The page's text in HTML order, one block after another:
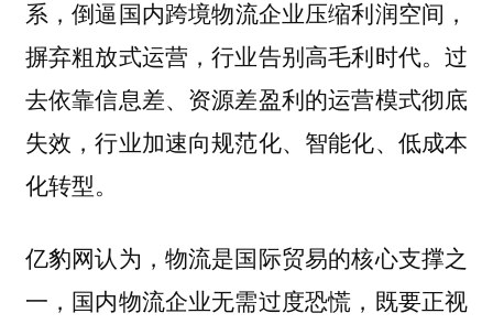
系，倒逼国内跨境物流企业压缩利润空间，
摒弃粗放式运营，行业告别高毛利时代。过
去依靠信息差、资源差盈利的运营模式彻底
失效，行业加速向规范化、智能化、低成本
化转型。
亿豹网认为，物流是国际贸易的核心支撑之
一，国内物流企业无需过度恐慌，既要正视